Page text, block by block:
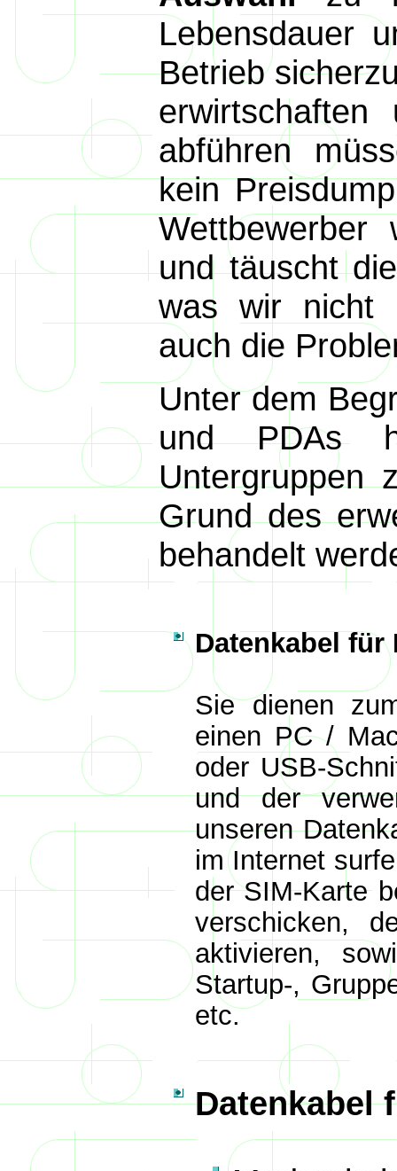
Lebensdauer
Betrieb
erwirtschaften
abführen
kein
und täuscht
was wir nicht
auch die
Unter dem
und PDAs
Untergruppen
Grund des
behandelt
Datenkabel für
Sie dienen
einen PC /
oder USB-
und der
unseren
im Internet
der SIM-Karte
verschicken,
aktivieren,
Startup-,
etc.
Datenkabel